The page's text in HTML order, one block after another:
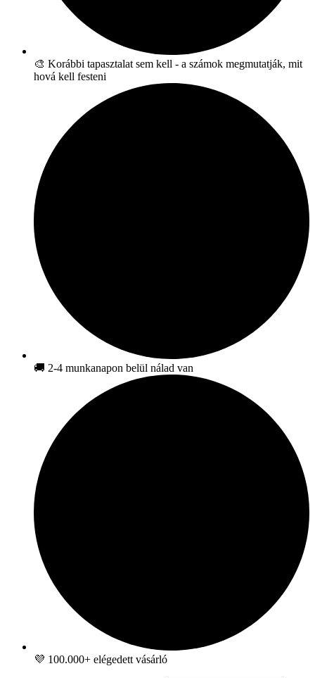
🎨 Korábbi tapasztalat sem kell - a számok megmutatják, mit
hová kell festeni
🚚 2-4 munkanapon belül nálad van
💜 100.000+ elégedett vásárló